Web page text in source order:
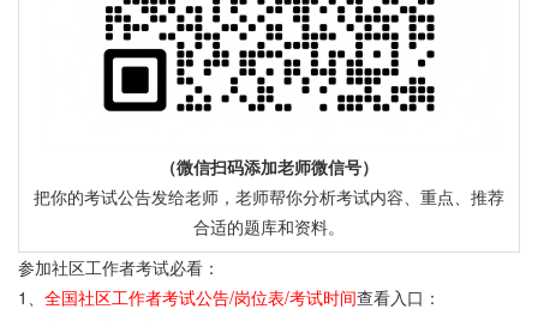
（微信扫码添加老师微信号）
把你的考试公告发给老师，老师帮你分析考试内容、重点、推荐
合适的题库和资料。
参加社区工作者考试必看：
1、 全国社区工作者考试公告/岗位表/考试时间查看入口：